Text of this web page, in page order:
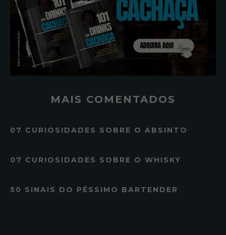
MAIS COMENTADOS
07 CURIOSIDADES SOBRE O ABSINTO
07 CURIOSIDADES SOBRE O WHISKY
50 SINAIS DO PÉSSIMO BARTENDER